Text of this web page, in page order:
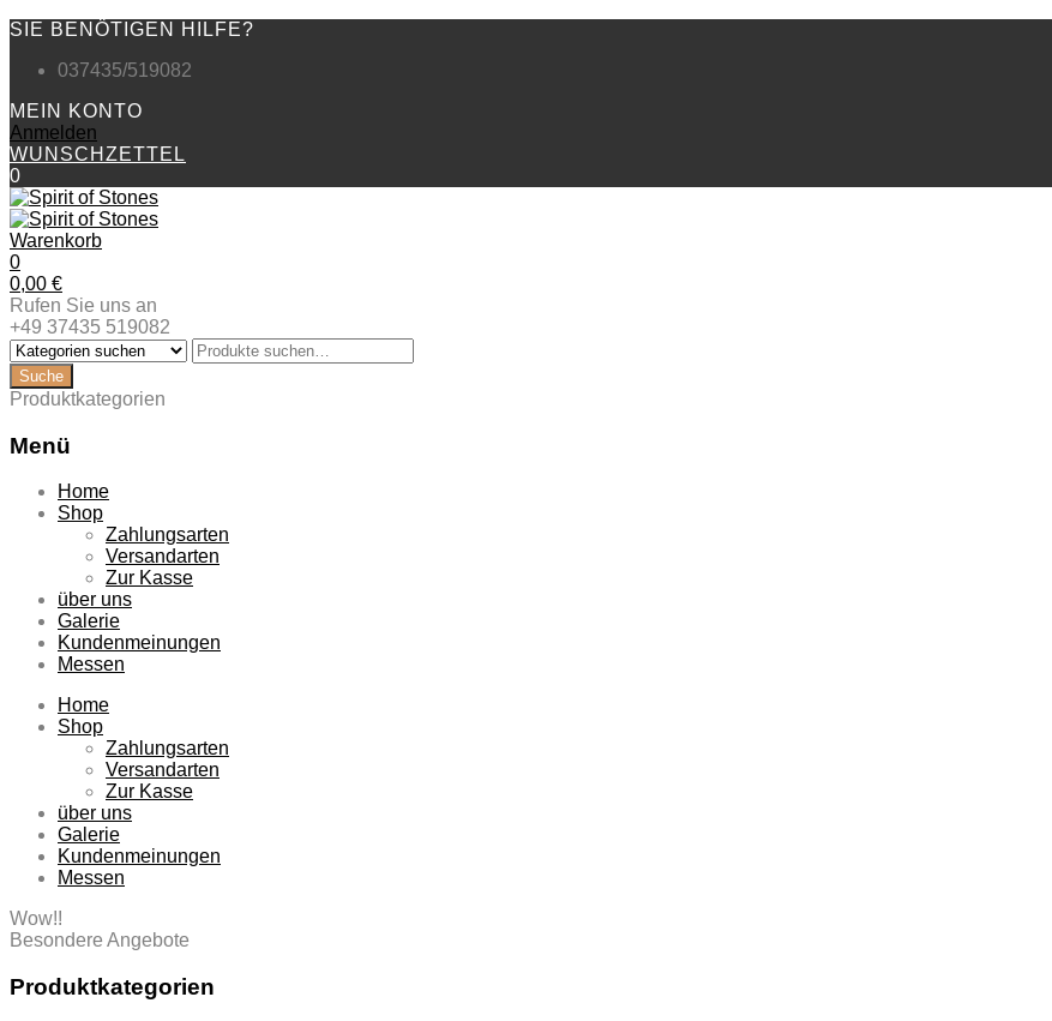
SIE BENÖTIGEN HILFE?
037435/519082
MEIN KONTO
Anmelden
WUNSCHZETTEL
0
Warenkorb
0
0,00 €
Rufen Sie uns an
+49 37435 519082
Produktkategorien
Menü
Zum
Inhalt
Home
Shop
Zahlungsarten
Versandarten
Zur Kasse
über uns
Galerie
Kundenmeinungen
Messen
Home
Shop
Zahlungsarten
Versandarten
Zur Kasse
über uns
Galerie
Kundenmeinungen
Messen
Wow!!
Besondere Angebote
Produktkategorien